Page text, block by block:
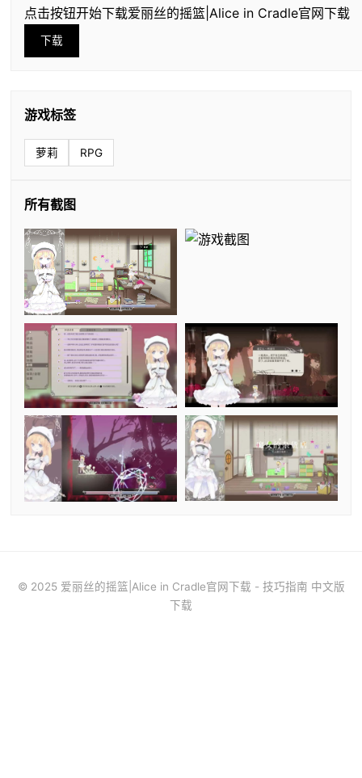
点击按钮开始下载爱丽丝的摇篮|Alice in Cradle官网下载
下载
游戏标签
萝莉 RPG
所有截图
© 2025 爱丽丝的摇篮|Alice in Cradle官网下载 - 技巧指南 中文版
下载